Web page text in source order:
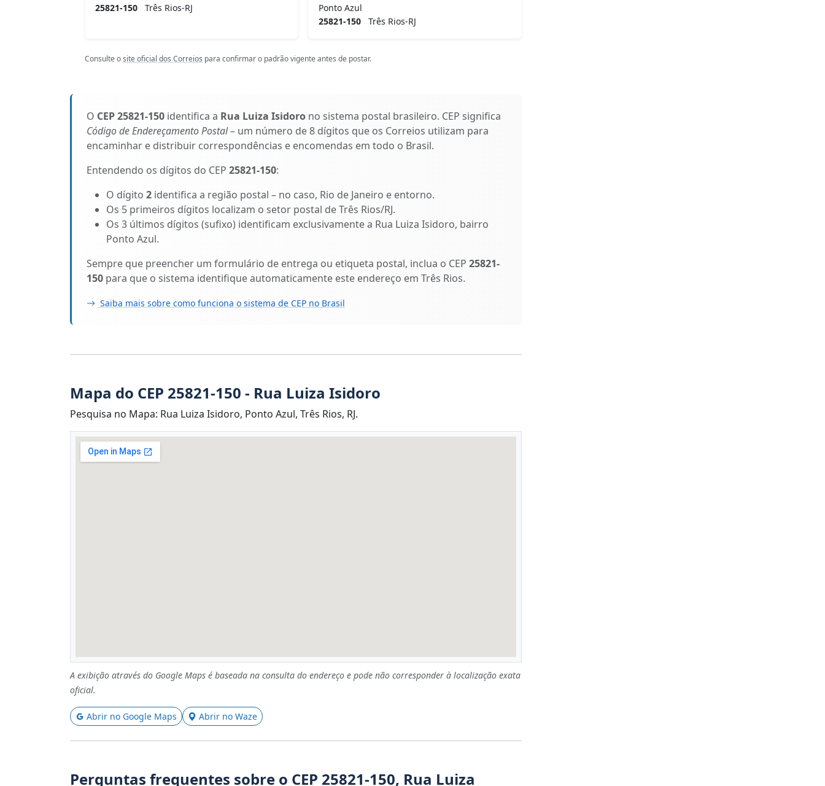
25821-150 Três Rios-RJ
Ponto Azul
25821-150 Três Rios-RJ
Consulte osite oficial dos Correios para confirmar o padrão vigente antes de postar.
O CEP 25821-150 identifica a Rua Luiza Isidoro no sistema postal brasileiro. CEP significa
Código de Endereçamento Postal– um número de 8 dígitos que os Correios utilizam para
encaminhar e distribuir correspondências e encomendas em todo o Brasil.
Entendendo os dígitos do CEP 25821-150:
O dígito 2 identifica a região postal – no caso, Rio de Janeiro e entorno.
Os 5 primeiros dígitos localizam o setor postal de Três Rios/RJ.
Os 3 últimos dígitos (sufixo) identificam exclusivamente a Rua Luiza Isidoro, bairro
Ponto Azul.
Sempre que preencher um formulário de entrega ou etiqueta postal, inclua o CEP 25821-
150 para que o sistema identifique automaticamente este endereço em Três Rios.
Saiba mais sobre como funciona o sistema de CEP no Brasil
Mapa do CEP 25821-150 - Rua Luiza Isidoro
Pesquisa no Mapa: Rua Luiza Isidoro, Ponto Azul, Três Rios, RJ.
A exibição através do Google Maps é baseada na consulta do endereço e pode não corresponder à localização exata
oficial.
Abrir no Google Maps Abrir no Waze
Perguntas frequentes sobre o CEP 25821-150, Rua Luiza